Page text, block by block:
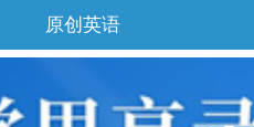
原创英语